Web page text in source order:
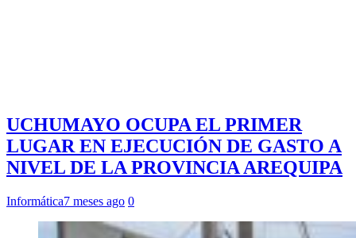
UCHUMAYO OCUPA EL PRIMER
LUGAR EN EJECUCIÓN DE GASTO A
NIVEL DE LA PROVINCIA AREQUIPA
Informática7 meses ago 0